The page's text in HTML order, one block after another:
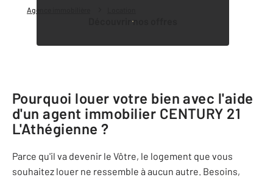
Agence immobilière
Découvrir nos offres
Pourquoi louer votre bien avec l'aide
d'un agent immobilier CENTURY 21
L'Athégienne ?
Parce qu'il va devenir le Vôtre, le logement que vous
souhaitez louer ne ressemble à aucun autre. Besoins,